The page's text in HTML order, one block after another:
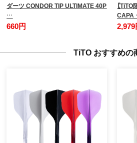
ダーツ CONDOR TIP ULTIMATE 40P
…
660円
【
CAPA
2,979
TiTO おすすめの